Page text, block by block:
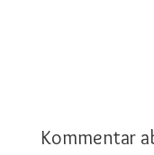
Kommentar